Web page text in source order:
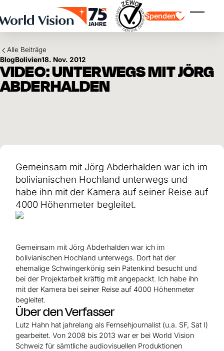
Spenden
Patenschaft für Kinder in Not
Testament und Legat
Philanthropie
Unternehmenskooperationen
Erdbeben Venezuela
Hilfe für Ukraine
Einsatzgebiete
Wirkung und Erfolge
Mittelverwendung
Jahresbericht und Finanzen
Afrika
Asien
Lateinamerika
Alle Beiträge
BlogBolivien18. Nov. 2012
VIDEO: UNTERWEGS MIT JÖRG
ABDERHALDEN
Gemeinsam mit Jörg Abderhalden war ich im
bolivianischen Hochland unterwegs und
habe ihn mit der Kamera auf seiner Reise auf
4000 Höhenmeter begleitet.
Gemeinsam mit Jörg Abderhalden war ich im
bolivianischen Hochland unterwegs. Dort hat der
ehemalige Schwingerkönig sein Patenkind besucht und
bei der Projektarbeit kräftig mit angepackt. Ich habe ihn
mit der Kamera bei seiner Reise auf 4000 Höhenmeter
begleitet.
Über den Verfasser
Lutz Hahn hat jahrelang als Fernsehjournalist (u.a. SF, Sat I)
gearbeitet. Von 2008 bis 2013 war er bei World Vision
Schweiz für sämtliche audiovisuellen Produktionen